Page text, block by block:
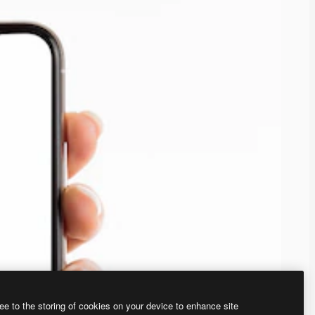
to the storing of cookies on your device to enhance site